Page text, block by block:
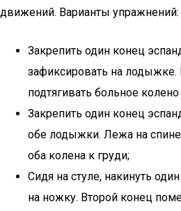
движений. Варианты упражнений:
Закрепить один конец
зафиксировать на лодыжке.
подтягивать больное
Закрепить один конец
обе лодыжки. Лежа на спине,
оба колена к груди;
Сидя на стуле, накинуть
на ножку. Второй конец